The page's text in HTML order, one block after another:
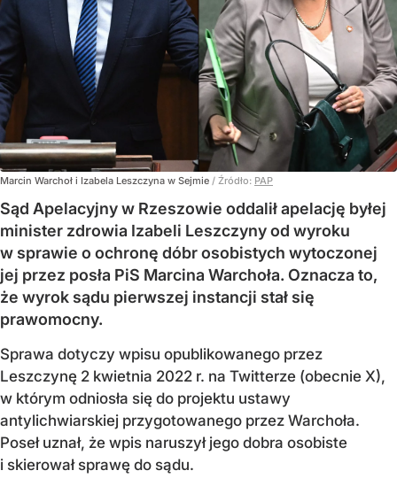
Marcin Warchoł i Izabela Leszczyna w Sejmie / Źródło: PAP
Sąd Apelacyjny w Rzeszowie oddalił apelację byłej
minister zdrowia Izabeli Leszczyny od wyroku
w sprawie o ochronę dóbr osobistych wytoczonej
jej przez posła PiS Marcina Warchoła. Oznacza to,
że wyrok sądu pierwszej instancji stał się
prawomocny.
Sprawa dotyczy wpisu opublikowanego przez
Leszczynę 2 kwietnia 2022 r. na Twitterze (obecnie X),
w którym odniosła się do projektu ustawy
antylichwiarskiej przygotowanego przez Warchoła.
Poseł uznał, że wpis naruszył jego dobra osobiste
i skierował sprawę do sądu.